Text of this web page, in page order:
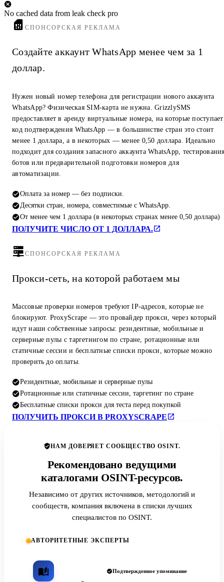
No cached data from leak check pro
СПОНСОРСКАЯ РЕКЛАМА
Создайте аккаунт WhatsApp менее чем за 1
доллар.
Нужен новый номер телефона для регистрации нового аккаунта
WhatsApp? Физическая SIM-карта не нужна. GrizzlySMS
предоставляет в аренду виртуальные номера, на которые поступает
код подтверждения WhatsApp — в большинстве стран это стоит
менее 1 доллара, а в некоторых — менее 0,50 доллара. Идеально
подходит для создания запасного аккаунта WhatsApp,
ботов или предварительной подготовки номеров для
автоматизации.
Оплата за номер — без подписки.
Десятки стран, номера, совместимые с WhatsApp.
От менее чем 1 доллара (в некоторых странах менее 0,50 доллара)
ПОЛУЧИТЕ ЧИСЛО ОТ 1 ДОЛЛАРА.
СПОНСОРСКАЯ РЕКЛАМА
Прокси-сеть, на которой работаем мы
Массовые проверки номеров требуют IP-адресов, которые не
блокируют. ProxyScrape — это провайдер прокси, через который
идут наши собственные запросы: резидентные, мобильные и
серверные пулы с таргетингом по стране, ротационные или
статичные сессии и бесплатные списки прокси, которые можно
проверить до оплаты.
Резидентные, мобильные и серверные пулы
Ротационные или статичные сессии, таргетинг по стране
Бесплатные списки прокси для теста перед покупкой
ПОЛУЧИТЬ ПРОКСИ В PROXYSCRAPE
НАМ ДОВЕРЯЕТ СООБЩЕСТВО OSINT.
Рекомендовано ведущими
каталогами OSINT-ресурсов.
Независимо от других источников, методологий и
сообществ, компания включена в списки лучших
специалистов по OSINT.
АВТОРИТЕТНЫЕ ЭКСПЕРТЫ
Подтвержденное упоминание